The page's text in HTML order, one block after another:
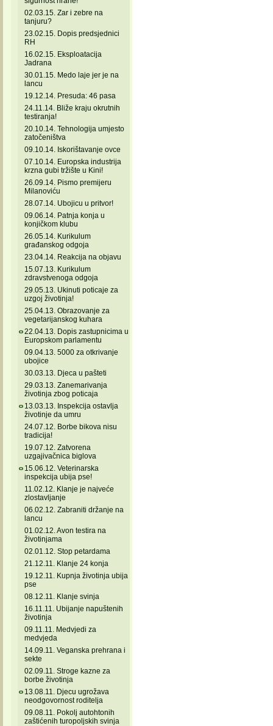
02.03.15. Zar i zebre na
tanjuru?
23.02.15. Dopis predsjednici
RH
16.02.15. Eksploatacija
Jadrana
30.01.15. Medo laje jer je na
lancu
19.12.14. Presuda: 46 pasa
24.11.14. Bliže kraju okrutnih
testiranja!
20.10.14. Tehnologija umjesto
zatočeništva
09.10.14. Iskorištavanje ovce
07.10.14. Europska industrija
krzna gubi tržište u Kini!
26.09.14. Pismo premijeru
Milanoviću
28.07.14. Ubojicu u pritvor!
09.06.14. Patnja konja u
konjičkom klubu
26.05.14. Kurikulum
građanskog odgoja
23.04.14. Reakcija na objavu
15.07.13. Kurikulum
zdravstvenoga odgoja
29.05.13. Ukinuti poticaje za
uzgoj životinja!
25.04.13. Obrazovanje za
vegetarijanskog kuhara
22.04.13. Dopis zastupnicima u
Europskom parlamentu
09.04.13. 5000 za otkrivanje
ubojice
30.03.13. Djeca u pašteti
29.03.13. Zanemarivanja
životinja zbog poticaja
13.03.13. Inspekcija ostavlja
životinje da umru
24.07.12. Borbe bikova nisu
tradicija!
19.07.12. Zatvorena
uzgajivačnica biglova
15.06.12. Veterinarska
inspekcija ubija pse!
11.02.12. Klanje je najveće
zlostavljanje
06.02.12. Zabraniti držanje na
lancu
01.02.12. Avon testira na
životinjama
02.01.12. Stop petardama
21.12.11. Klanje 24 konja
19.12.11. Kupnja životinja ubija
pse
08.12.11. Klanje svinja
16.11.11. Ubijanje napuštenih
životinja
09.11.11. Medvjedi za
medvjeda
14.09.11. Veganska prehrana i
sekte
02.09.11. Stroge kazne za
borbe životinja
13.08.11. Djecu ugrožava
neodgovornost roditelja
09.08.11. Pokolj autohtonih
zaštićenih turopoljskih svinja